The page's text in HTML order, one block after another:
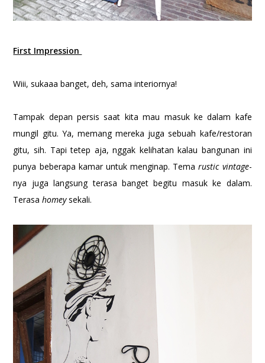
First Impression
Wiii, sukaaa banget, deh, sama interiornya!
Tampak depan persis saat kita mau masuk ke dalam kafe
mungil gitu. Ya, memang mereka juga sebuah kafe/restoran
gitu, sih. Tapi tetep aja, nggak kelihatan kalau bangunan ini
punya beberapa kamar untuk menginap. Temarustic vintage-
nya juga langsung terasa banget begitu masuk ke dalam.
Terasahomeysekali.